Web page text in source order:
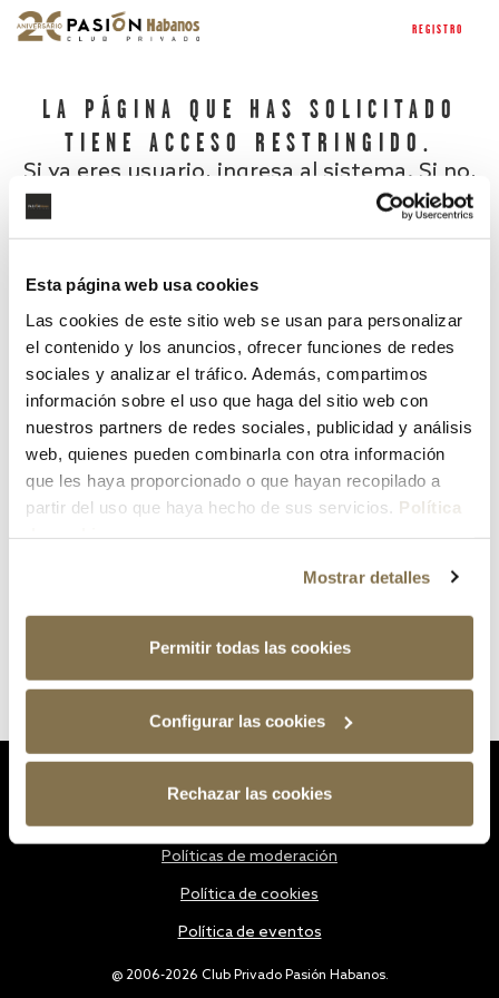
Esta página web usa cookies
Las cookies de este sitio web se usan para personalizar
el contenido y los anuncios, ofrecer funciones de redes
sociales y analizar el tráfico. Además, compartimos
información sobre el uso que haga del sitio web con
nuestros partners de redes sociales, publicidad y análisis
web, quienes pueden combinarla con otra información
que les haya proporcionado o que hayan recopilado a
partir del uso que haya hecho de sus servicios. Política
Mostrar detalles
Permitir todas las cookies
Configurar las cookies
Rechazar las cookies
REGISTRO
LA PÁGINA QUE HAS SOLICITADO
TIENE ACCESO RESTRINGIDO.
Si ya eres usuario, ingresa al sistema. Si no,
¿Has olvidado tu contraseña?
@ 2006-2026 Club Privado Pasión Habanos.
Políticas de moderación
Política de cookies
Política de eventos